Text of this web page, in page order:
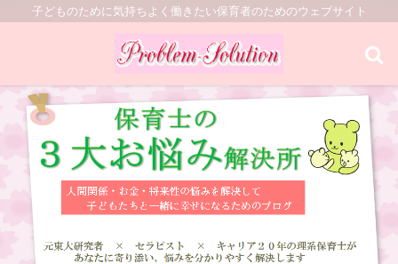
子どものために気持ちよく働きたい保育者のためのウェブサイト